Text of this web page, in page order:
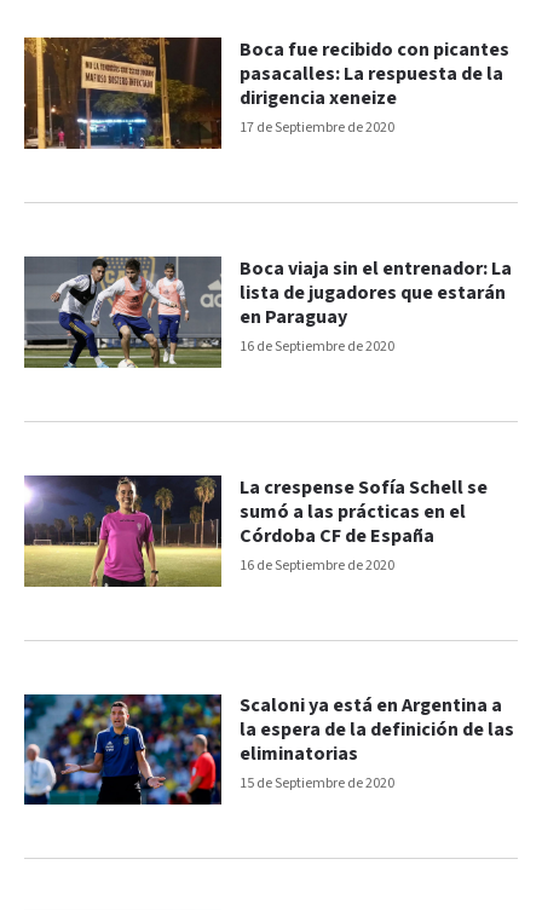
17 de Septiembre de 2020
Boca fue recibido con picantes
pasacalles: La respuesta de la
dirigencia xeneize
16 de Septiembre de 2020
Boca viaja sin el entrenador: La
lista de jugadores que estarán
en Paraguay
16 de Septiembre de 2020
La crespense Sofía Schell se
sumó a las prácticas en el
Córdoba CF de España
15 de Septiembre de 2020
Scaloni ya está en Argentina a
la espera de la definición de las
eliminatorias